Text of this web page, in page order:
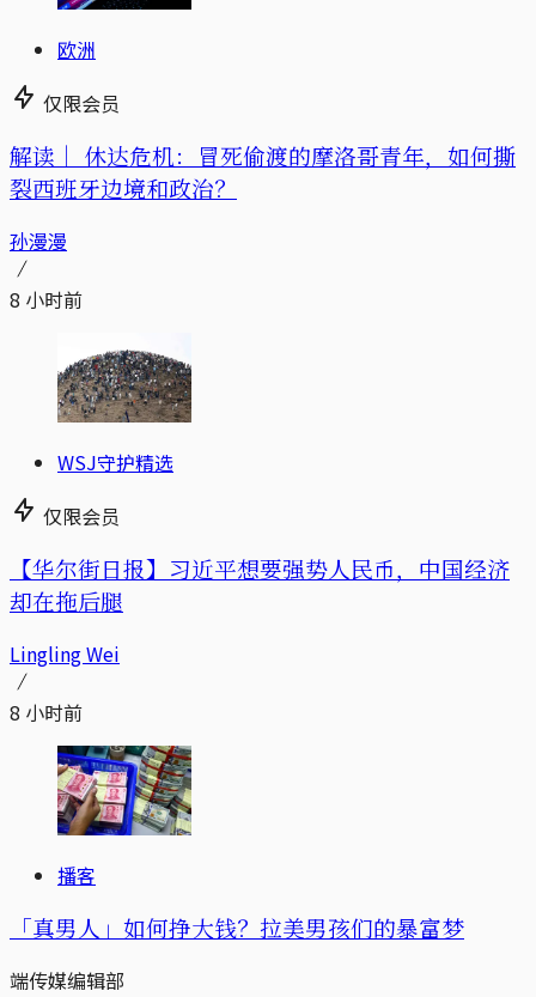
欧洲
仅限会员
解读｜ 休达危机：冒死偷渡的摩洛哥青年，如何撕
裂西班牙边境和政治？
孙漫漫
8 小时前
WSJ守护精选
仅限会员
【华尔街日报】习近平想要强势人民币，中国经济
却在拖后腿
Lingling Wei
8 小时前
播客
「真男人」如何挣大钱？拉美男孩们的暴富梦
端传媒编辑部